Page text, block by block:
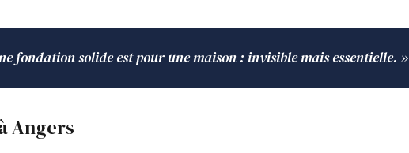
fondation solide est pour une maison : invisible mais essentielle. »
Angers